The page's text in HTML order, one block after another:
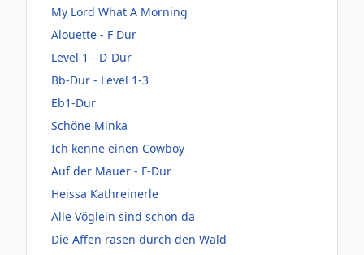
My Lord What A Morning
Alouette - F Dur
Level 1 - D-Dur
Bb-Dur - Level 1-3
Eb1-Dur
Schöne Minka
Ich kenne einen Cowboy
Auf der Mauer - F-Dur
Heissa Kathreinerle
Alle Vöglein sind schon da
Die Affen rasen durch den Wald